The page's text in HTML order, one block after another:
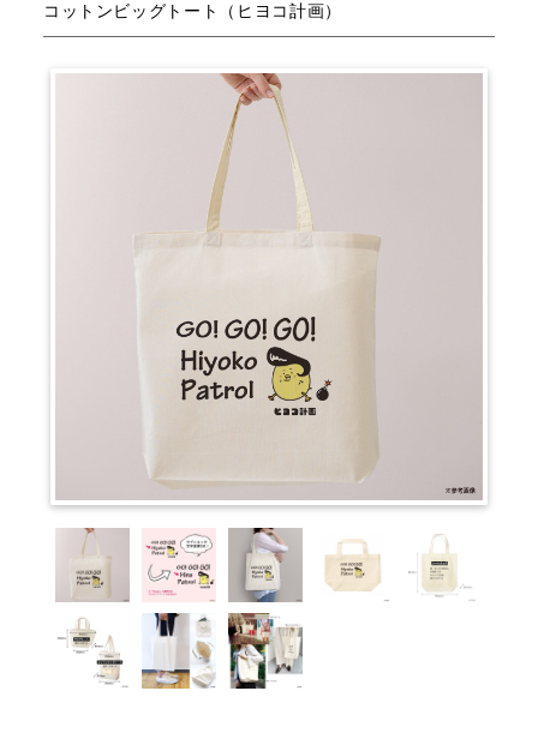
コットンビッグトート（ヒヨコ計画）